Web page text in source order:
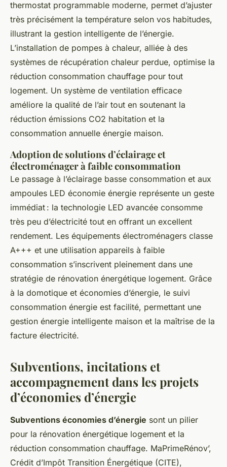
thermostat programmable moderne, permet d’ajuster
très précisément la température selon vos habitudes,
illustrant la gestion intelligente de l’énergie.
L’installation de pompes à chaleur, alliée à des
systèmes de récupération chaleur perdue, optimise la
réduction consommation chauffage pour tout
logement. Un système de ventilation efficace
améliore la qualité de l’air tout en soutenant la
réduction émissions CO2 habitation et la
consommation annuelle énergie maison.
Adoption de solutions d’éclairage et
électroménager à faible consommation
Le passage à l’éclairage basse consommation et aux
ampoules LED économie énergie représente un geste
immédiat : la technologie LED avancée consomme
très peu d’électricité tout en offrant un excellent
rendement. Les équipements électroménagers classe
A+++ et une utilisation appareils à faible
consommation s’inscrivent pleinement dans une
stratégie de rénovation énergétique logement. Grâce
à la domotique et économies d’énergie, le suivi
consommation énergie est facilité, permettant une
gestion énergie intelligente maison et la maîtrise de la
facture électricité.
Subventions, incitations et
accompagnement dans les projets
d’économies d’énergie
Subventions économies d’énergie sont un pilier
pour la rénovation énergétique logement et la
réduction consommation chauffage. MaPrimeRénov’,
Crédit d’Impôt Transition Énergétique (CITE),